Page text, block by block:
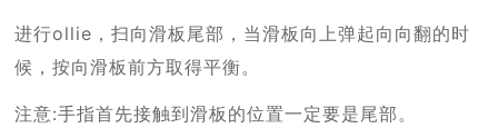
进行ollie，扫向滑板尾部，当滑板向上弹起向向翻的时
候，按向滑板前方取得平衡。
注意:手指首先接触到滑板的位置一定要是尾部。